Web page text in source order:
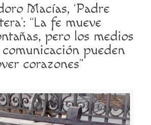
Macías, ‘Padre
“La fe mueve
pero los medios
pueden
corazones”